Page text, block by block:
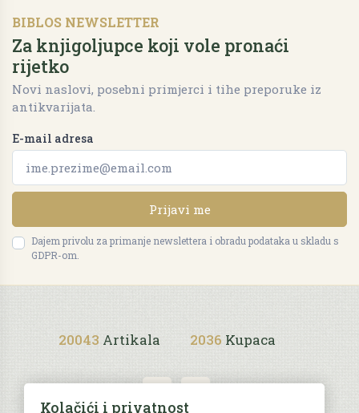
BIBLOS NEWSLETTER
Za knjigoljupce koji vole pronaći
rijetko
Novi naslovi, posebni primjerci i tihe preporuke iz
antikvarijata.
E-mail adresa
Prijavi me
Dajem privolu za primanje newslettera i obradu podataka u skladu s
GDPR-om.
20043 Artikala 2036 Kupaca
Kolačići i privatnost